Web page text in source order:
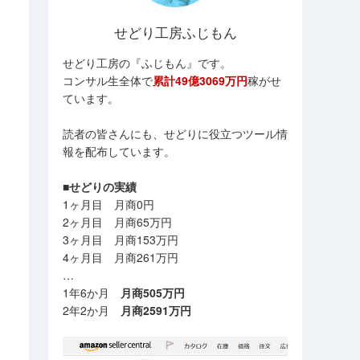
せどり工房ふじもん
せどり工房の『ふじもん』です。
コンサル生全体で累計49億3069万円稼がせ
ています。
読者の皆さんにも、せどりに役立つツール情
報を配布しています。
■せどりの実績
1ヶ月目 月商0円
2ヶ月目 月商65万円
3ヶ月目 月商153万円
4ヶ月目 月商261万円
…
1年6か月 月商505万円
2年2か月 月商2591万円